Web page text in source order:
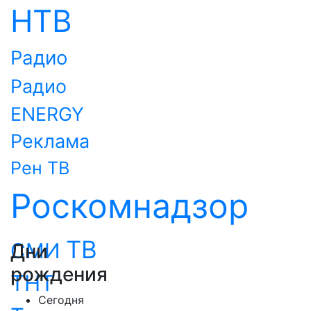
НТВ
Радио
Радио
ENERGY
Реклама
Рен ТВ
Роскомнадзор
СМИ ТВ
ТНТ
Дни
рождения
Сегодня